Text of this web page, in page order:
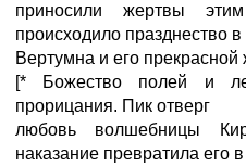
приносили жертвы
происходило празднество в
Вертумна и его
[* Божество полей и
прорицания. Пик отверг
любовь волшебницы
наказание превратила его в